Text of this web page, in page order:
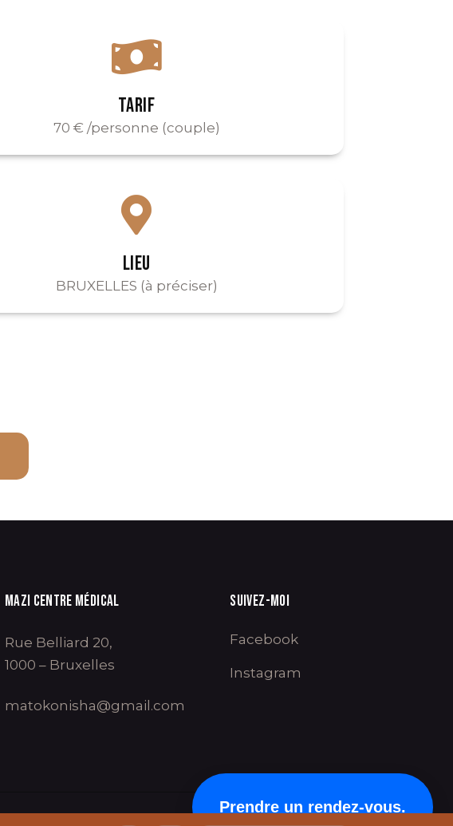
Prendre un rendez-vous.
TARIF
70 € /personne (couple)
LIEU
BRUXELLES (à préciser)
MAZI CENTRE MÉDICAL
Rue Belliard 20,
1000 – Bruxelles
matokonisha@gmail.com
SUIVEZ-MOI
Facebook
Instagram